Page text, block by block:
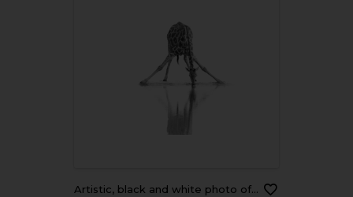
Artistic, black and white photo of wild South African giraffe, Giraffa giraffa, drinking from waterhole isolated on white background. Wildlife photography in Etosha pan, Namibia.